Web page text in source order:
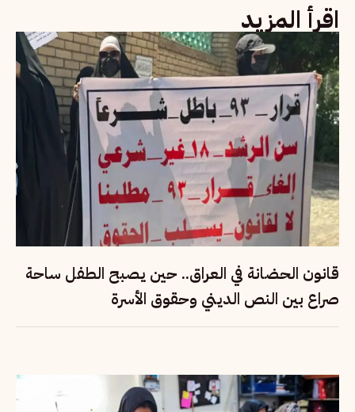
اقرأ المزيد
قانون الحضانة في العراق.. حين يصبح الطفل ساحة
صراع بين النص الديني وحقوق الأسرة